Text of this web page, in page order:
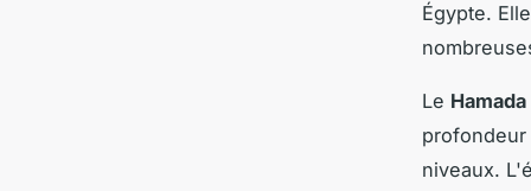
Égypte.
Le Hamada
niveaux.